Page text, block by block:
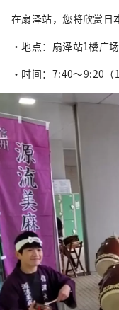
在扇泽站，您将欣赏
・地点：扇泽站1楼广场
・时间：7:40～9:20（